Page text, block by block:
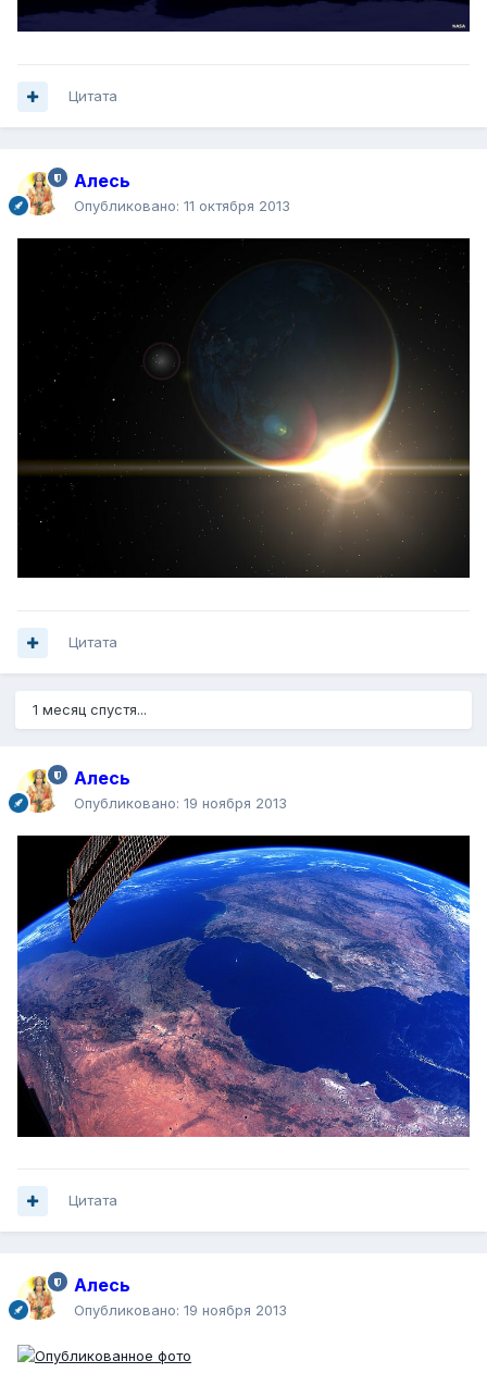
Цитата
Алесь
Опубликовано: 11 октября 2013
Цитата
1 месяц спустя...
Алесь
Опубликовано: 19 ноября 2013
Цитата
Алесь
Опубликовано: 19 ноября 2013